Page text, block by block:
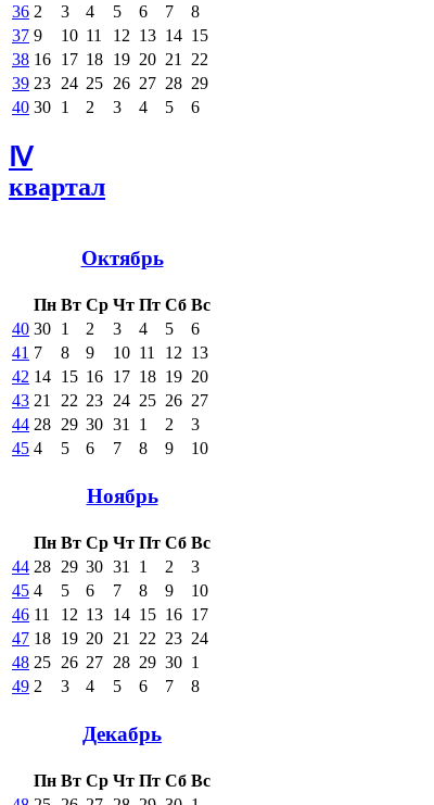
36 2 3 4 5 6 7
8
37 9 10 11 12 13 14 15
38 16 17 18 19 20 21
22
39 23 24 25 26 27 28 29
40 30 1 2 3 4 5 6
Ⅳ
квартал
Октябрь
Пн Вт Ср Чт Пт Сб Вс
40 30 1 2 3 4 5
6
41 7 8 9 10 11 12 13
42 14 15 16 17 18 19 20
43 21 22 23 24 25 26 27
44 28 29 30 31 1 2
3
45 4 5 6 7 8 9 10
Ноябрь
Пн Вт Ср Чт Пт Сб Вс
44 28 29 30 31 1 2
3
45 4 5 6 7 8 9
10
46 11 12 13 14 15 16 17
47 18 19 20 21 22 23 24
48 25 26 27 28 29 30 1
49 2 3 4 5 6 7 8
Декабрь
Пн Вт Ср Чт Пт Сб Вс